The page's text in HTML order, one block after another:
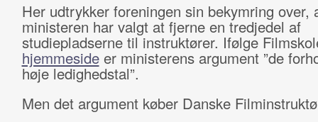
Her udtrykker foreningen sin bekymring over,
ministeren har valgt at fjerne en tredjedel af
studiepladserne til instruktører. Ifølge
hjemmesideer ministerens argument ”de
høje ledighedstal”.
Men det argument køber Danske